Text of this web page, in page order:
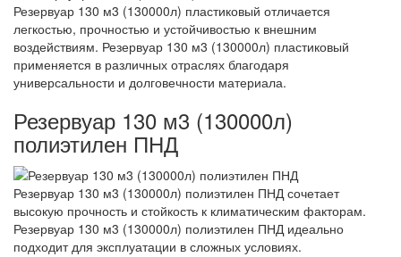
Резервуар 130 м3 (130000л) пластиковый отличается
легкостью, прочностью и устойчивостью к внешним
воздействиям. Резервуар 130 м3 (130000л) пластиковый
применяется в различных отраслях благодаря
универсальности и долговечности материала.
Резервуар 130 м3 (130000л)
полиэтилен ПНД
Резервуар 130 м3 (130000л) полиэтилен ПНД сочетает
высокую прочность и стойкость к климатическим факторам.
Резервуар 130 м3 (130000л) полиэтилен ПНД идеально
подходит для эксплуатации в сложных условиях.